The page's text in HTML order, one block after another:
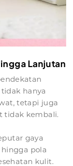
Lanjutan
hanya
tetapi juga
tidak kembali.
gaya
pola
kulit.